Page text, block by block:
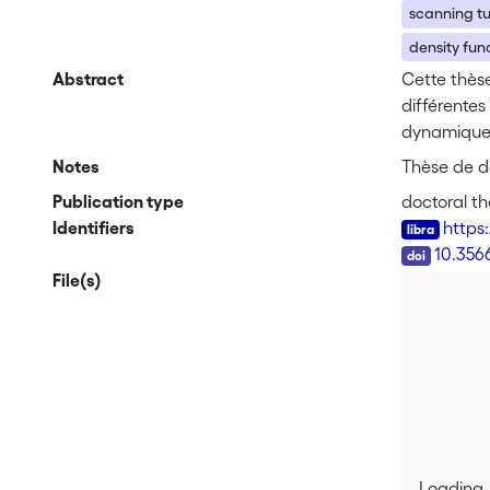
scanning
density
Abstract
Cette
calculs "ab
présents
chaînes
plane de
avoir
auto-
modèles
Notes
Thèse de
Publication type
doctoral
Identifiers
File(s)